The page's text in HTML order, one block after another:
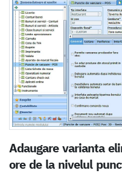
Adaugare varianta
ore de la nivelul